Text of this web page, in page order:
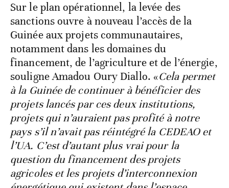
Sur le plan opérationnel, la levée des
sanctions ouvre à nouveau l’accès de la
Guinée aux projets communautaires,
notamment dans les domaines du
financement, de l’agriculture et de l’énergie,
souligne Amadou Oury Diallo. «Cela permet
à la Guinée de continuer à bénéficier des
projets lancés par ces deux institutions,
projets qui n’auraient pas profité à notre
pays s’il n’avait pas réintégré la CEDEAO et
l’UA. C’est d’autant plus vrai pour la
question du financement des projets
agricoles et les projets d’interconnexion